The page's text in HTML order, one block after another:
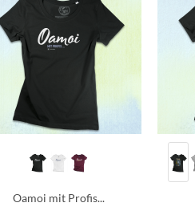
Oamoi mit Profis...